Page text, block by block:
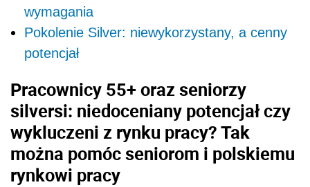
wymagania
Pokolenie Silver: niewykorzystany, a cenny
potencjał
Pracownicy 55+ oraz seniorzy
silversi: niedoceniany potencjał czy
wykluczeni z rynku pracy? Tak
można pomóc seniorom i polskiemu
rynkowi pracy